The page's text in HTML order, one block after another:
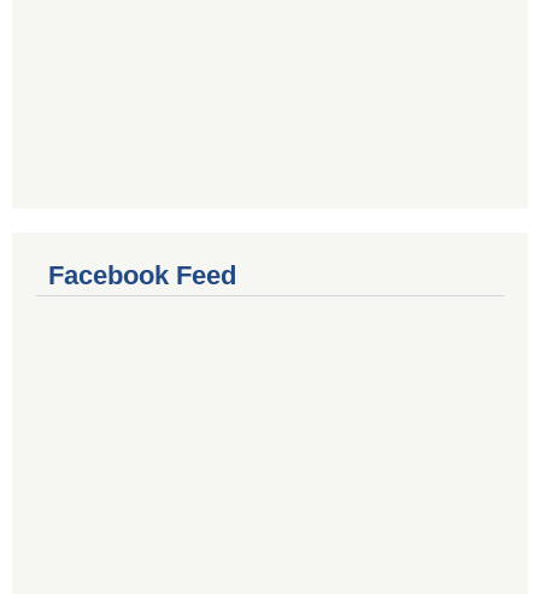
Facebook Feed